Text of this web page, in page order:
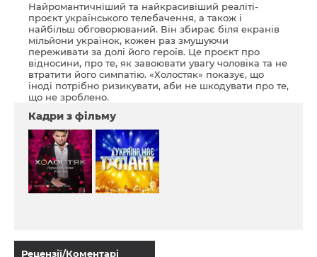
Найромантичніший та найкрасивіший реаліті-
проєкт українського телебачення, а також і
найбільш обговорюваний. Він збирає біля екранів
мільйони українок, кожен раз змушуючи
переживати за долі його героїв. Це проєкт про
відносини, про те, як завоювати увагу чоловіка та не
втратити його симпатію. «Холостяк» показує, що
іноді потрібно ризикувати, аби не шкодувати про те,
що не зроблено.
Кадри з фільму
Рецензії/Коментарі